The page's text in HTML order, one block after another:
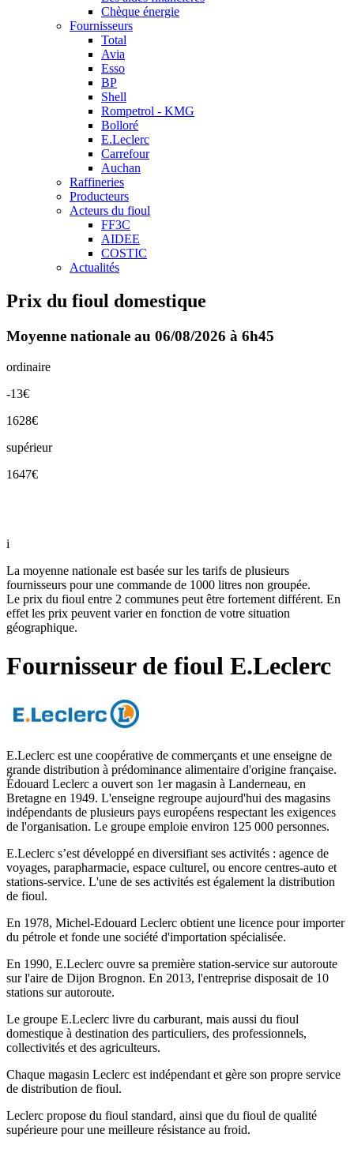
Chèque énergie
Fournisseurs
Total
Avia
Esso
BP
Shell
Rompetrol - KMG
Bolloré
E.Leclerc
Carrefour
Auchan
Raffineries
Producteurs
Acteurs du fioul
FF3C
AIDEE
COSTIC
Actualités
Prix du fioul domestique
Moyenne nationale au 06/08/2026 à 6h45
ordinaire
-13€
1628€
supérieur
1647€
i
La moyenne nationale est basée sur les tarifs de plusieurs
fournisseurs pour une commande de 1000 litres non groupée.
Le prix du fioul entre 2 communes peut être fortement différent. En
effet les prix peuvent varier en fonction de votre situation
géographique.
Fournisseur de fioul E.Leclerc
E.Leclerc est une coopérative de commerçants et une enseigne de
grande distribution à prédominance alimentaire d'origine française.
Édouard Leclerc a ouvert son 1er magasin à Landerneau, en
Bretagne en 1949. L'enseigne regroupe aujourd'hui des magasins
indépendants de plusieurs pays européens respectant les exigences
de l'organisation. Le groupe emploie environ 125 000 personnes.
E.Leclerc s’est développé en diversifiant ses activités : agence de
voyages, parapharmacie, espace culturel, ou encore centres-auto et
stations-service. L'une de ses activités est également la distribution
de fioul.
En 1978, Michel-Edouard Leclerc obtient une licence pour importer
du pétrole et fonde une société d'importation spécialisée.
En 1990, E.Leclerc ouvre sa première station-service sur autoroute
sur l'aire de Dijon Brognon. En 2013, l'entreprise disposait de 10
stations sur autoroute.
Le groupe E.Leclerc livre du carburant, mais aussi du fioul
domestique à destination des particuliers, des professionnels,
collectivités et des agriculteurs.
Chaque magasin Leclerc est indépendant et gère son propre service
de distribution de fioul.
Leclerc propose du fioul standard, ainsi que du fioul de qualité
supérieure pour une meilleure résistance au froid.